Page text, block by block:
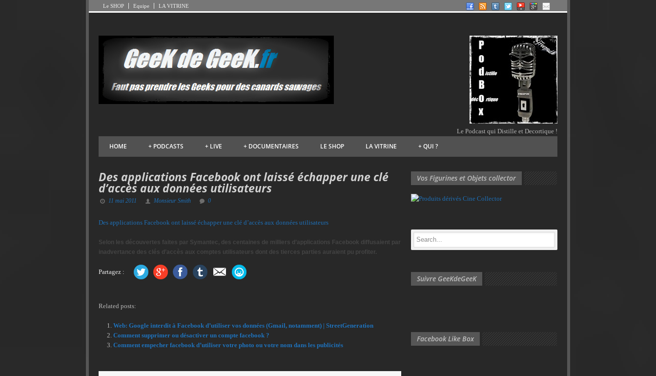
Le SHOP Equipe LA VITRINE
Le Podcast qui Distille et Decortique !
HOME PODCASTS
+ LIVE
+ DOCUMENTAIRES
+ LE SHOP LA VITRINE QUI ?
+
Des applications Facebook ont laissé échapper une clé
d’accès aux données utilisateurs
11 mai 2011 Monsieur Smith 0
Des applications Facebook ont laissé échapper une clé d’accès aux données utilisateurs
Selon les découvertes faites par Symantec, des centaines de milliers d’applications Facebook diffusaient par
inadvertance des clés d’accès aux comptes utilisateurs dont des tierces parties auraient pu profiter.
Partagez :
Related posts:
Web: Google interdit à Facebook d’utiliser vos données (Gmail, notamment) | StreetGeneration
Comment supprimer ou désactiver un compte facebook ?
Comment empecher facebook d’utiliser votre photo ou votre nom dans les publicités
Vos Figurines et Objets collector
Suivre GeeKdeGeeK
Facebook Like Box